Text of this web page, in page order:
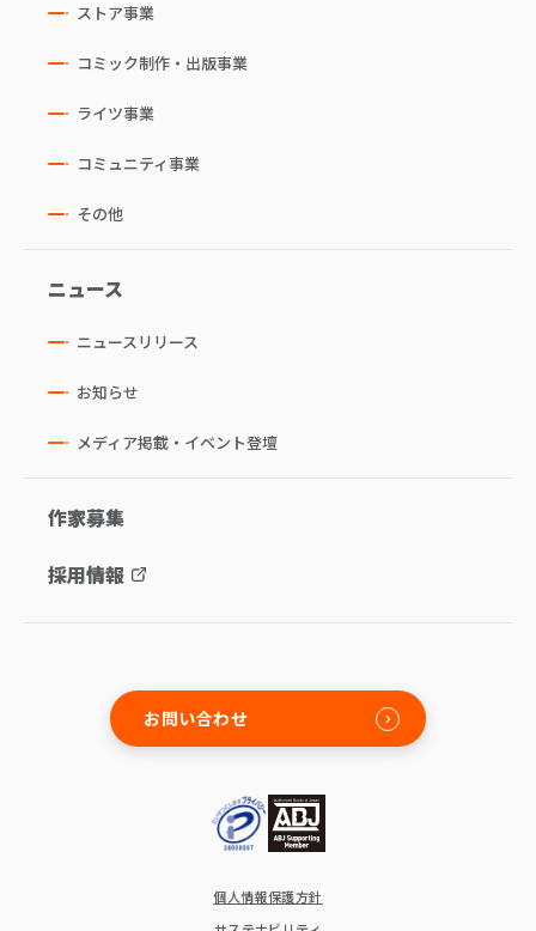
ストア事業
コミック制作・出版事業
ライツ事業
コミュニティ事業
その他
ニュース
ニュースリリース
お知らせ
メディア掲載・イベント登壇
作家募集
採用情報
お問い合わせ
個人情報保護方針